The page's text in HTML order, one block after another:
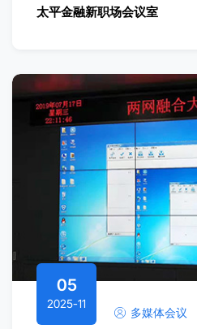
太平金融新职场会议室
05
2025-11
多媒体会议